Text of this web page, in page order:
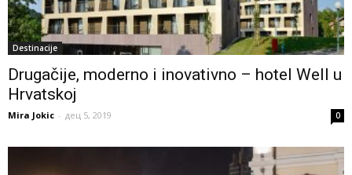
Destinacije
Drugačije, moderno i inovativno – hotel Well u
Hrvatskoj
Mira Jokic - дец 5, 2019 0